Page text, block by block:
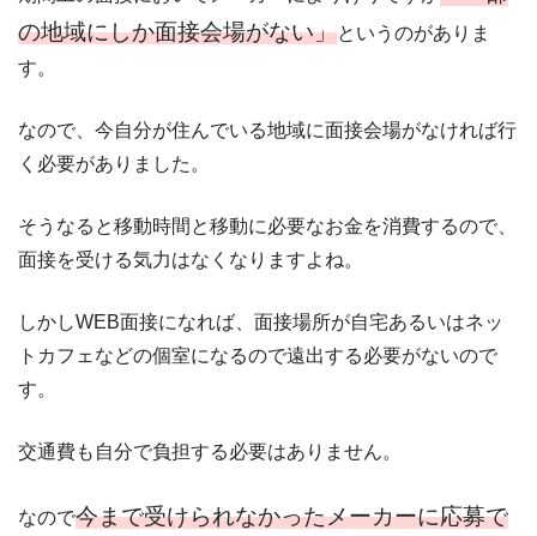
の地域にしか面接会場がない」というのがありま
す。
なので、今自分が住んでいる地域に面接会場がなければ行
く必要がありました。
そうなると移動時間と移動に必要なお金を消費するので、
面接を受ける気力はなくなりますよね。
しかしWEB面接になれば、面接場所が自宅あるいはネッ
トカフェなどの個室になるので遠出する必要がないので
す。
交通費も自分で負担する必要はありません。
なので今まで受けられなかったメーカーに応募で